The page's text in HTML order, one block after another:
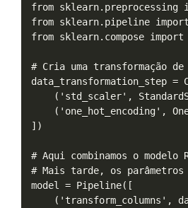
from sklearn.preprocessing
from sklearn.pipeline
from sklearn.compose import
# Cria uma transformação
data_transformation_step =
('std_scaler',
('one_hot_encoding',
])
# Aqui combinamos o modelo
# Mais tarde, os parâmetros
model = Pipeline([
('transform_columns',